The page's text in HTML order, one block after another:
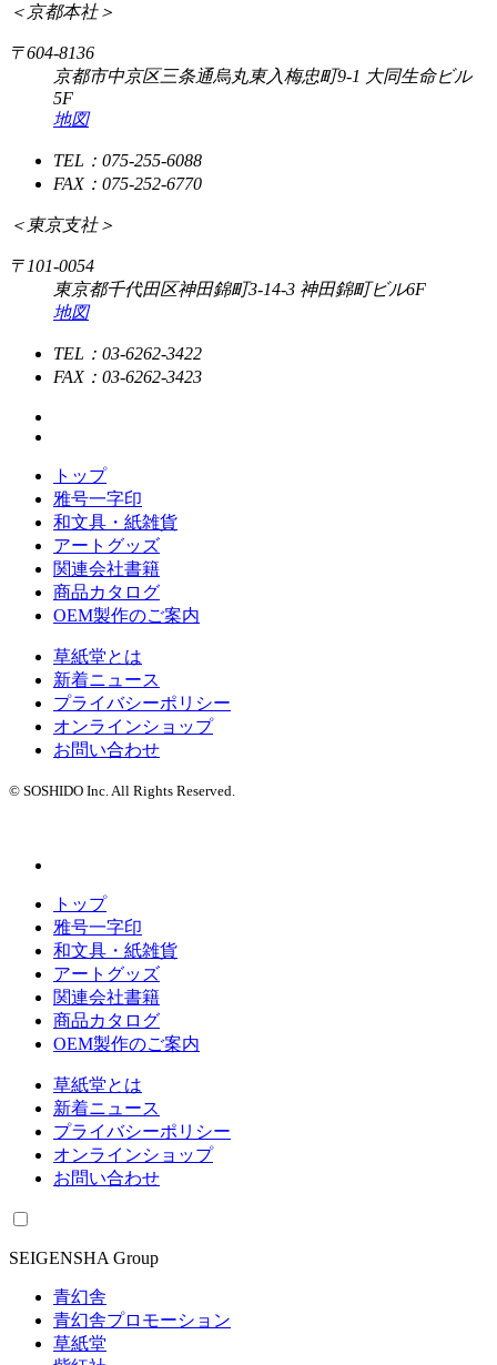
＜京都本社＞
〒604-8136
京都市中京区三条通烏丸東入梅忠町9-1 大同生命ビル
5F
地図
TEL：075-255-6088
FAX：075-252-6770
＜東京支社＞
〒101-0054
東京都千代田区神田錦町3-14-3 神田錦町ビル6F
地図
TEL：03-6262-3422
FAX：03-6262-3423
トップ
雅号一字印
和文具・紙雑貨
アートグッズ
関連会社書籍
商品カタログ
OEM製作のご案内
草紙堂とは
新着ニュース
プライバシーポリシー
オンラインショップ
お問い合わせ
© SOSHIDO Inc. All Rights Reserved.
トップ
雅号一字印
和文具・紙雑貨
アートグッズ
関連会社書籍
商品カタログ
OEM製作のご案内
草紙堂とは
新着ニュース
プライバシーポリシー
オンラインショップ
お問い合わせ
SEIGENSHA Group
青幻舎
青幻舎プロモーション
草紙堂